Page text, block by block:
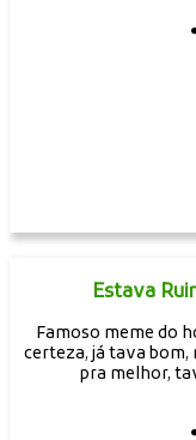
Estava
Famoso meme do
certeza, já tava
pra melhor,